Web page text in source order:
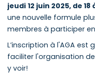
jeudi 12 juin 2025, de 18
une nouvelle formule
membres à participer
L’inscription à l'AGA
faciliter l'organisation
y voir!